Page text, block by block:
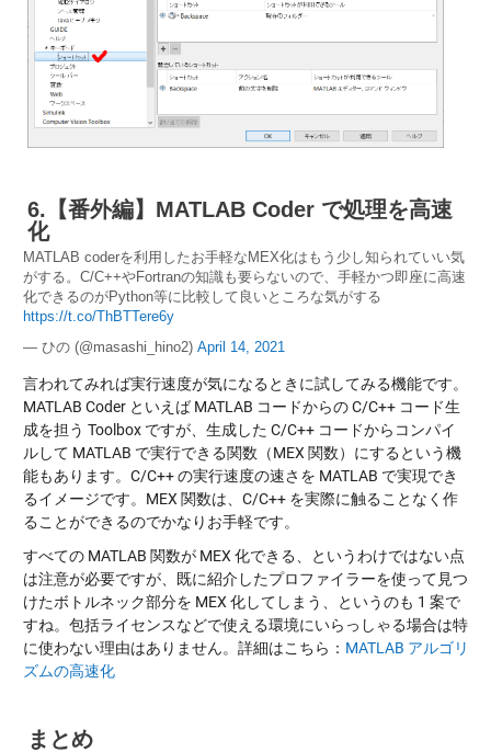
6.【番外編】MATLAB Coder で処理を高速
化
MATLAB coderを利用したお手軽なMEX化はもう少し知られていい気
がする。C/C++やFortranの知識も要らないので、手軽かつ即座に高速
化できるのがPython等に比較して良いところな気がする
https://t.co/ThBTTere6y
— ひの (@masashi_hino2) April 14, 2021
言われてみれば実行速度が気になるときに試してみる機能です。
MATLAB Coder といえば MATLAB コードからの C/C++ コード生
成を担う Toolbox ですが、生成した C/C++ コードからコンパイ
ルして MATLAB で実行できる関数（MEX 関数）にするという機
能もあります。C/C++ の実行速度の速さを MATLAB で実現でき
るイメージです。MEX 関数は、C/C++ を実際に触ることなく作
ることができるのでかなりお手軽です。
すべての MATLAB 関数が MEX 化できる、というわけではない点
は注意が必要ですが、既に紹介したプロファイラーを使って見つ
けたボトルネック部分を MEX 化してしまう、というのも 1 案で
すね。包括ライセンスなどで使える環境にいらっしゃる場合は特
に使わない理由はありません。詳細はこちら： MATLAB アルゴリ
ズムの高速化
まとめ